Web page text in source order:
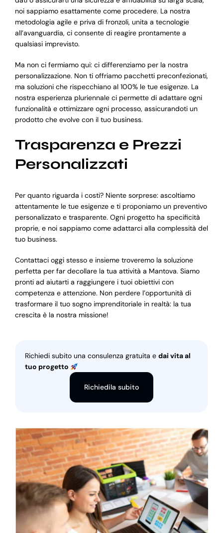
noi sappiamo esattamente come procedere. La nostra
metodologia agile e priva di fronzoli, unita a tecnologie
all’avanguardia, ci consente di reagire prontamente a
qualsiasi imprevisto.
Ma non ci fermiamo qui: ci differenziamo per la nostra
personalizzazione. Non ti offriamo pacchetti preconfezionati,
ma soluzioni che rispecchiano al 100% le tue esigenze. La
nostra esperienza pluriennale ci permette di adattare ogni
funzionalità e ottimizzare ogni processo, assicurandoti un
prodotto che evolve con il tuo business.
Trasparenza e Prezzi
Personalizzati
Per quanto riguarda i costi? Niente sorprese: ascoltiamo
attentamente le tue esigenze e ti proponiamo un preventivo
personalizzato e trasparente. Ogni progetto ha specificità
proprie, e noi sappiamo come adattarci alla complessità del
tuo business.
Contattaci oggi stesso e insieme troveremo la soluzione
perfetta per far decollare la tua attività a Mantova. Siamo
pronti ad aiutarti a raggiungere i tuoi obiettivi con
competenza e attenzione. Non perdere l’opportunità di
trasformare il tuo sogno imprenditoriale in realtà: la tua
crescita è la nostra missione!
Richiedi subito una consulenza gratuita e dai vita al
tuo progetto
Richiedila subito